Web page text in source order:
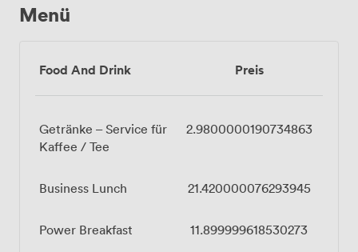
Menü
Food And Drink Preis
Getränke – Service für
Kaffee / Tee
2.9800000190734863
Business Lunch 21.420000076293945
Power Breakfast 11.899999618530273